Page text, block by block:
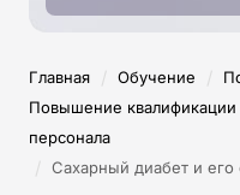
Главная / Обучение /
Повышение
персонала
/ Сахарный диабет и